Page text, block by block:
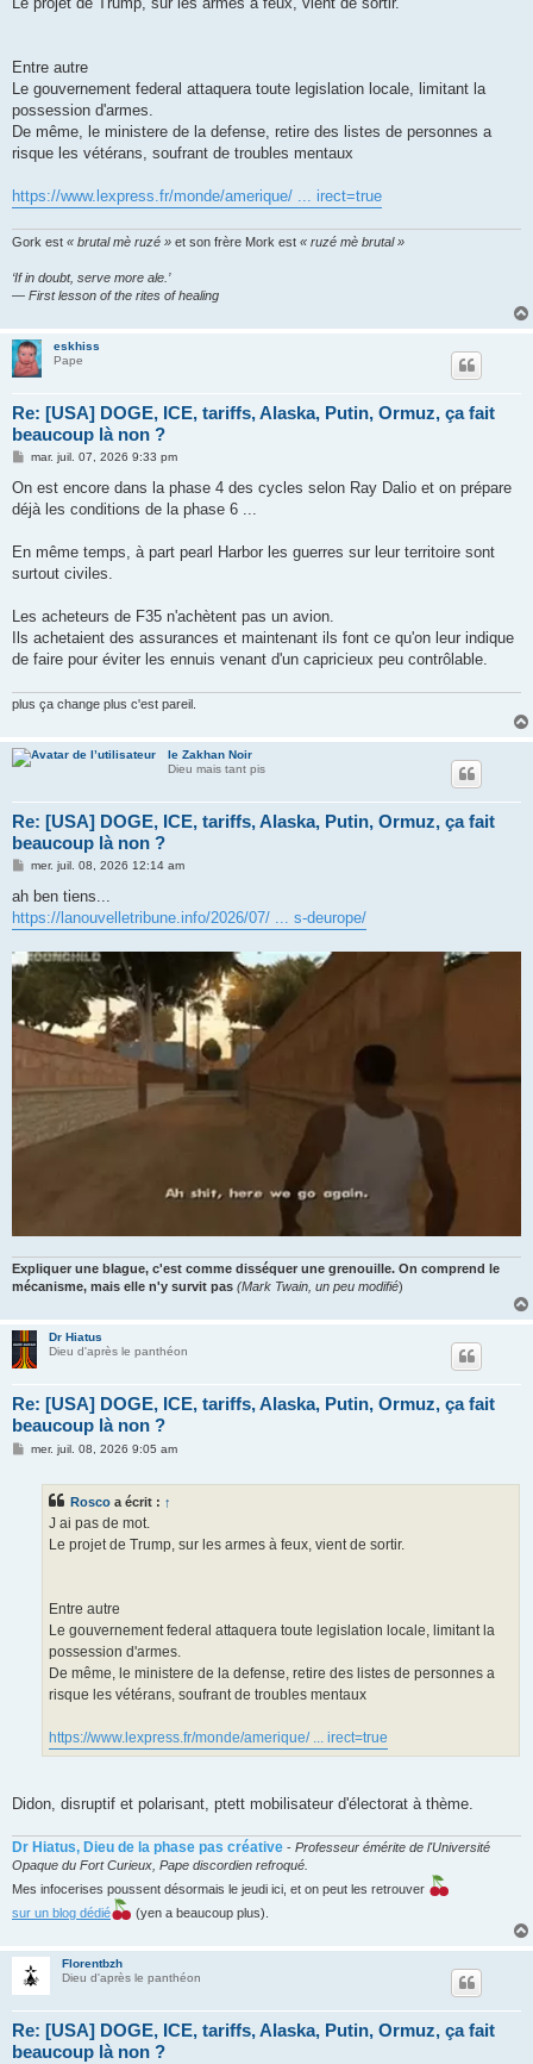
a
Entre autre
Le gouvernement federal attaquera toute legislation locale, limitant la
possession d'armes.
De même, le ministere de la defense, retire des listes de personnes a
risque les vétérans, soufrant de troubles mentaux
https://www.lexpress.fr/monde/amerique/ ... irect=true
Gork est « brutal mè ruzé » et son frère Mork est « ruzé mè brutal »
‘If in doubt, serve more ale.’
— First lesson of the rites of healing
eskhiss
Pape
Re: [USA] DOGE, ICE, tariffs, Alaska, Putin, Ormuz, ça fait
beaucoup là non ?
M
s
a
mar. juil. 07, 2026 9:33 pm
On est encore dans la phase 4 des cycles selon Ray Dalio et on prépare
déjà les conditions de la phase 6 ...
En même temps, à part pearl Harbor les guerres sur leur territoire sont
surtout civiles.
Les acheteurs de F35 n'achètent pas un avion.
Ils achetaient des assurances et maintenant ils font ce qu'on leur indique
de faire pour éviter les ennuis venant d'un capricieux peu contrôlable.
plus ça change plus c'est pareil.
le Zakhan Noir
Dieu mais tant pis
Re: [USA] DOGE, ICE, tariffs, Alaska, Putin, Ormuz, ça fait
beaucoup là non ?
M
s
a
e
mer. juil. 08, 2026 12:14 am
ah ben tiens...
https://lanouvelletribune.info/2026/07/ ... s-deurope/
Expliquer une blague, c'est comme disséquer une grenouille. On comprend le
mécanisme, mais elle n'y survit pas (Mark Twain, un peu modifié)
Dr Hiatus
Dieu d'après le panthéon
Re: [USA] DOGE, ICE, tariffs, Alaska, Putin, Ormuz, ça fait
beaucoup là non ?
Mmer. juil. 08, 2026 9:05 am
Rosco a écrit : ↑
J ai pas de mot.
Le projet de Trump, sur les armes à feux, vient de sortir.
Entre autre
Le gouvernement federal attaquera toute legislation locale, limitant la
possession d'armes.
De même, le ministere de la defense, retire des listes de personnes a
risque les vétérans, soufrant de troubles mentaux
https://www.lexpress.fr/monde/amerique/ ... irect=true
Didon, disruptif et polarisant, ptett mobilisateur d'électorat à thème.
Dr Hiatus, Dieu de la phase pas créative - Professeur émérite de l'Université
Opaque du Fort Curieux, Pape discordien refroqué.
Mes infocerises poussent désormais le jeudi ici, et on peut les retrouver
sur un blog dédié
(yen a beaucoup plus).
Florentbzh
Dieu d'après le panthéon
Re: [USA] DOGE, ICE, tariffs, Alaska, Putin, Ormuz, ça fait
beaucoup là non ?